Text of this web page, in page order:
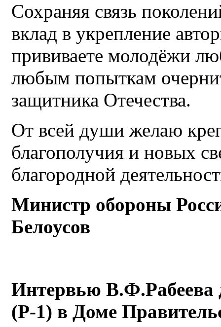
Сохраняя связь
вклад в укрепление
прививаете молодёжи
любым попыткам
защитника Отечества.
От всей души желаю
благополучия и новых
благородной
Министр обороны
Белоусов
Интервью В.Ф.Рабеева
(Р-1) в Доме